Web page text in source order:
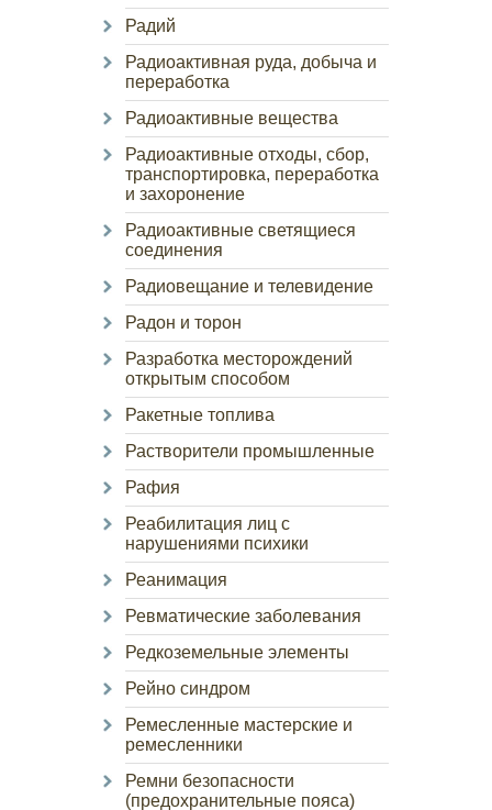
Радий
Радиоактивная руда, добыча и
переработка
Радиоактивные вещества
Радиоактивные отходы, сбор,
транспортировка, переработка
и захоронение
Радиоактивные светящиеся
соединения
Радиовещание и телевидение
Радон и торон
Разработка месторождений
открытым способом
Ракетные топлива
Растворители промышленные
Рафия
Реабилитация лиц с
нарушениями психики
Реанимация
Ревматические заболевания
Редкоземельные элементы
Рейно синдром
Ремесленные мастерские и
ремесленники
Ремни безопасности
(предохранительные пояса)